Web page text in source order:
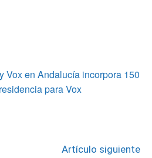
Vox en Andalucía incorpora 150
para Vox
Artículo siguiente